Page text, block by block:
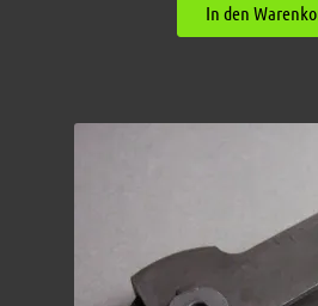
In den